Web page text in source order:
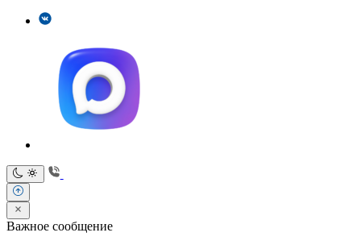
Важное сообщение